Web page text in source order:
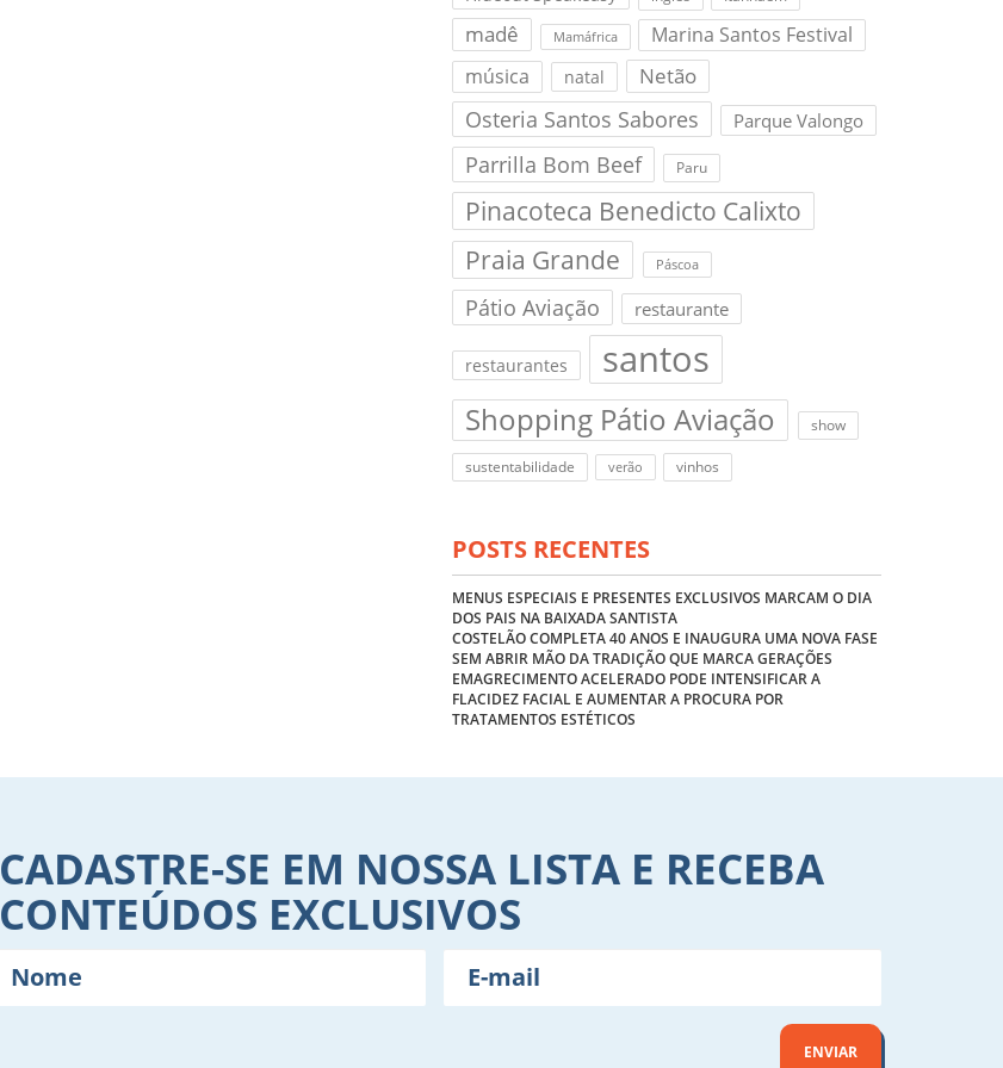
madê Mamáfrica
Marina Santos Festival
música
natal Netão
Osteria Santos Sabores Parque Valongo
Parrilla Bom Beef Paru
Pinacoteca Benedicto Calixto
Praia Grande
Páscoa
Pátio Aviação restaurante
restaurantes santos
Shopping Pátio Aviação show
sustentabilidade verão vinhos
POSTS RECENTES
MENUS ESPECIAIS E PRESENTES EXCLUSIVOS MARCAM O DIA
DOS PAIS NA BAIXADA SANTISTA
COSTELÃO COMPLETA 40 ANOS E INAUGURA UMA NOVA FASE
SEM ABRIR MÃO DA TRADIÇÃO QUE MARCA GERAÇÕES
EMAGRECIMENTO ACELERADO PODE INTENSIFICAR A
FLACIDEZ FACIAL E AUMENTAR A PROCURA POR
TRATAMENTOS ESTÉTICOS
CADASTRE-SE EM NOSSA LISTA E RECEBA
CONTEÚDOS EXCLUSIVOS
ENVIAR